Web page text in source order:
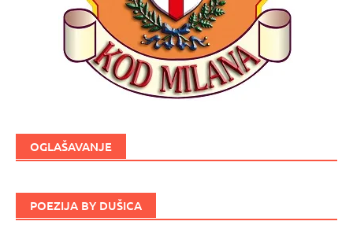
OGLAŠAVANJE
POEZIJA BY DUŠICA